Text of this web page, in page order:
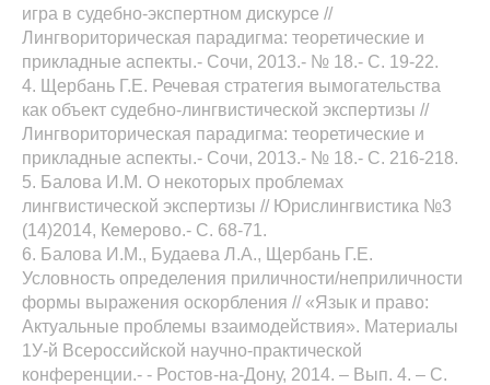
игра в судебно-экспертном дискурсе //
Лингвориторическая парадигма: теоретические и
прикладные аспекты.- Сочи, 2013.- № 18.- С. 19-22.
4. Щербань Г.Е. Речевая стратегия вымогательства
как объект судебно-лингвистической экспертизы //
Лингвориторическая парадигма: теоретические и
прикладные аспекты.- Сочи, 2013.- № 18.- С. 216-218.
5. Балова И.М. О некоторых проблемах
лингвистической экспертизы // Юрислингвистика №3
(14)2014, Кемерово.- С. 68-71.
6. Балова И.М., Будаева Л.А., Щербань Г.Е.
Условность определения приличности/неприличности
формы выражения оскорбления // «Язык и право:
Актуальные проблемы взаимодействия». Материалы
1У-й Всероссийской научно-практической
конференции.- - Ростов-на-Дону, 2014. – Вып. 4. – С.